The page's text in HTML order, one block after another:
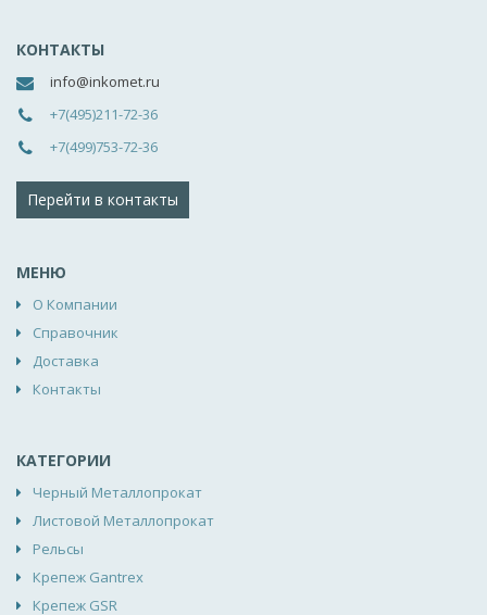
КОНТАКТЫ
info@inkomet.ru
+7(495)211-72-36
+7(499)753-72-36
Перейти в контакты
МЕНЮ
О Компании
Справочник
Доставка
Контакты
КАТЕГОРИИ
Черный Металлопрокат
Листовой Металлопрокат
Рельсы
Крепеж Gantrex
Крепеж GSR